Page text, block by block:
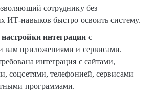
сотруднику без
ИТ-навыков быстро освоить систему.
интеграции с
вам приложениями и сервисами.
интеграция с сайтами,
соцсетями, телефонией, сервисами
программами.